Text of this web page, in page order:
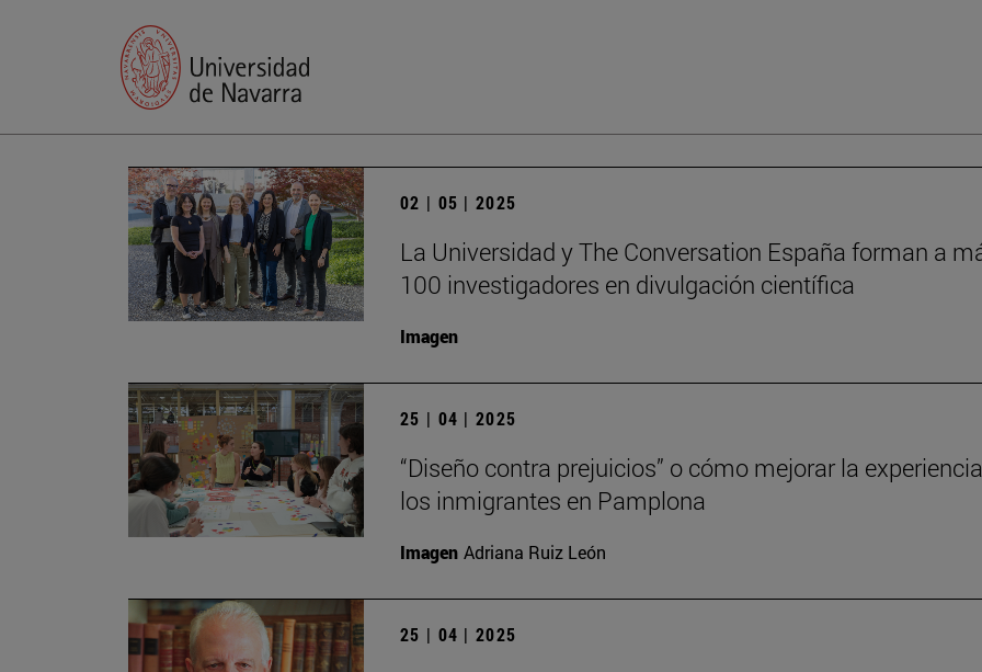
02 | 05 | 2025
La Universidad y The Conversation España forman a
100 investigadores en divulgación científica
Imagen
25 | 04 | 2025
“Diseño contra prejuicios” o cómo mejorar la
los inmigrantes en Pamplona
Imagen Adriana Ruiz León
25 | 04 | 2025